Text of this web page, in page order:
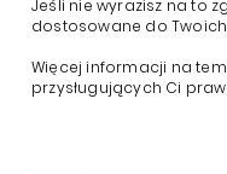
Jeśli nie wyrazisz na to
dostosowane do
Więcej informacji na
przysługujących Ci
Suma do spłaty: 5109 zł.
pożyczka